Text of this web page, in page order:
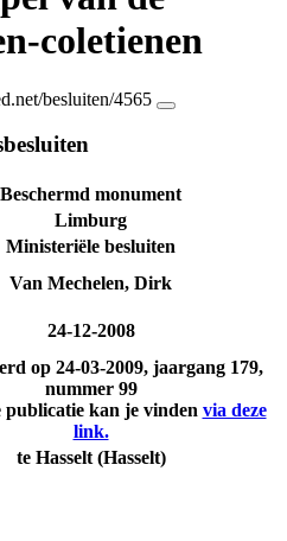
coletienen
besluiten/4565
Beschermd monument
Limburg
Ministeriële besluiten
Van Mechelen, Dirk
24-12-2008
op 24-03-2009, jaargang 179,
nummer 99
publicatie kan je vinden via deze
link.
te Hasselt (Hasselt)